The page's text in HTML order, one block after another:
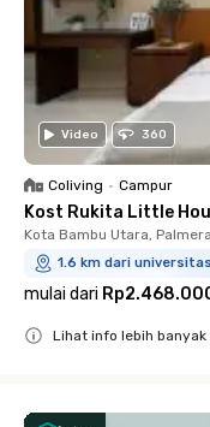
Video 360
Coliving • Campur
Kost Rukita Little
Kota Bambu Utara,
1.6 km dari
mulai dari
Lihat info lebih banyak